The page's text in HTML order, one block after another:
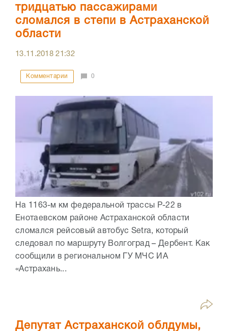
тридцатью пассажирами
сломался в степи в Астраханской
области
13.11.201821:32
Комментарии 0
На 1163-м км федеральной трассы Р-22 в
Енотаевском районе Астраханской области
сломался рейсовый автобус Setra, который
следовал по маршруту Волгоград – Дербент. Как
сообщили в региональном ГУ МЧС ИА
«Астрахань...
Депутат Астраханской облдумы,